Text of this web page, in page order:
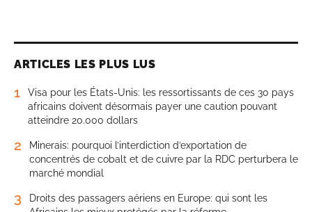
ARTICLES LES PLUS LUS
1
Visa pour les États-Unis: les ressortissants de ces 30 pays
africains doivent désormais payer une caution pouvant
atteindre 20.000 dollars
2
Minerais: pourquoi l’interdiction d’exportation de
concentrés de cobalt et de cuivre par la RDC perturbera le
marché mondial
3
Droits des passagers aériens en Europe: qui sont les